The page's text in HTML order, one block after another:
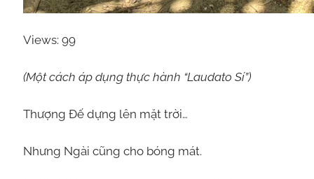
Views: 99
(Một cách áp dụng thực hành “Laudato Sí”)
Thượng Đế dựng lên mặt trời…
Nhưng Ngài cũng cho bóng mát.